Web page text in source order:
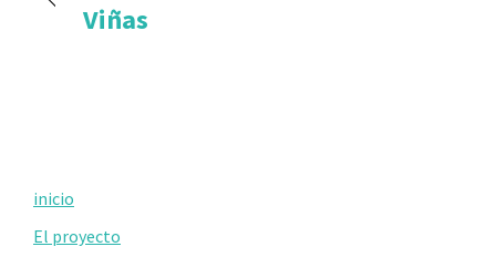
Viñas
Primary
Sidebar
inicio
El proyecto